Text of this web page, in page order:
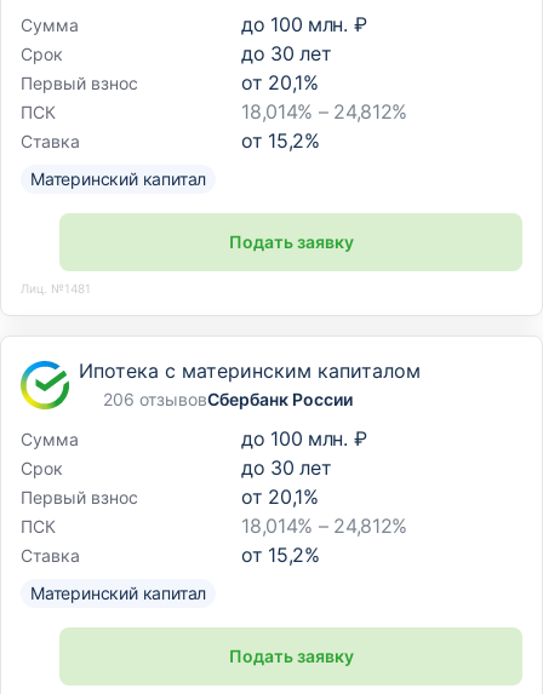
Сумма
до 100 млн. ₽
Срок до 30 лет
Первый взнос от 20,1%
ПСК 18,014% – 24,812%
Ставка от 15,2%
Материнский капитал
Подать заявку
Лиц. №1481
Ипотека с материнским капиталом
206 отзывовСбербанк России
Сумма
до 100 млн. ₽
Срок до 30 лет
Первый взнос от 20,1%
ПСК 18,014% – 24,812%
Ставка от 15,2%
Материнский капитал
Подать заявку